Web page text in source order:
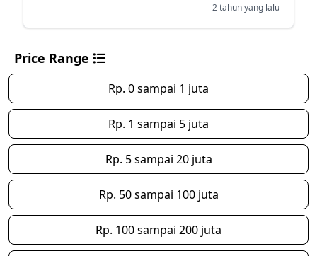
2 tahun yang lalu
Price Range
Rp. 0 sampai 1 juta
Rp. 1 sampai 5 juta
Rp. 5 sampai 20 juta
Rp. 50 sampai 100 juta
Rp. 100 sampai 200 juta